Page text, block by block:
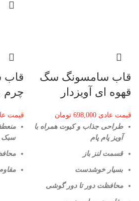
قاب سامسونگ سگ
قهوه ای آویزدار
قیمت عادی 698,000 تومان
طراحی جذاب و کیوت همراه با
آویز پام پام
قسمت لنز باز
بسیار خوشدست
محافظت دور تا دور گوشی
قاب
قیمت
سبک